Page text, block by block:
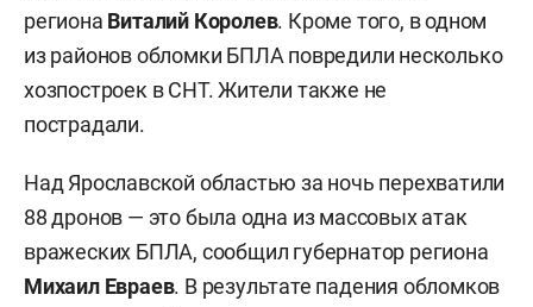
региона Виталий Королев. Кроме того, в одном
из районов обломки БПЛА повредили несколько
хозпостроек в СНТ. Жители также не
пострадали.
Над Ярославской областью за ночь перехватили
88 дронов — это была одна из массовых атак
вражеских БПЛА, сообщил губернатор региона
Михаил Евраев. В результате падения обломков